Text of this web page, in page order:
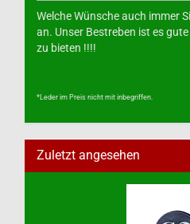
Welche Wünsche auch immer
an. Unser Bestreben ist es
zu bieten !!!!
*Leder im Preis nicht mit inbegriffen.
Zuletzt angesehen